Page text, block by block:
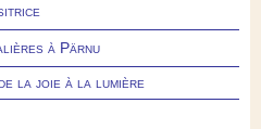
à Pärnu
la joie à la lumière